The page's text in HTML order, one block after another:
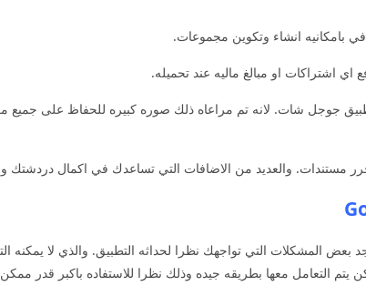
بامكانيه انشاء وتكوين مجموعات.
اشتراكات او مبالغ ماليه عند تحميله.
جوجل شات. لانه تم مراعاه ذلك صوره كبيره للحفاظ على جميع
مستندات. والعديد من الاضافات التي تساعدك في اكمال دردشتك
بعض المشكلات التي تواجهك نظرا لحداثه التطبيق. والذي لا
التعامل معها بطريقه جيده وذلك نظرا للاستفاده باكبر قدر